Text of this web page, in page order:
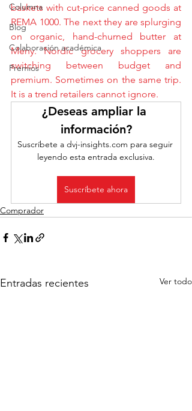
Columna
Blog
Colaboración académica
Premios
baskets with cut-price canned goods at
REMA 1000. The next they are splurging
on organic, hand-churned butter at
Meny. Nordic grocery shoppers are
switching between budget and
premium. Sometimes on the same trip.
It is a trend retailers cannot ignore.
¿Deseas ampliar la
información?
Suscríbete a dvj-insights.com para seguir
leyendo esta entrada exclusiva.
Suscríbete ahora
Comprador
Entradas recientes Ver todo